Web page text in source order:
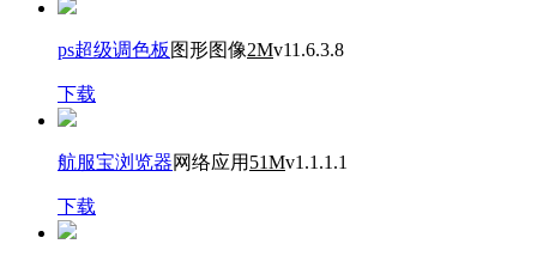
ps超级调色板 图形图像2Mv11.6.3.8
下载
航服宝浏览器网络应用 51Mv1.1.1.1
下载